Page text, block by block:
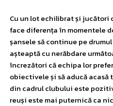
Cu un lot echilibrat și jucători
face diferența în momentele
șansele să continue pe
așteaptă cu nerăbdare
încrezători că echipa lor
obiectivele și să aducă
din cadrul clubului este
reuși este mai puternică ca